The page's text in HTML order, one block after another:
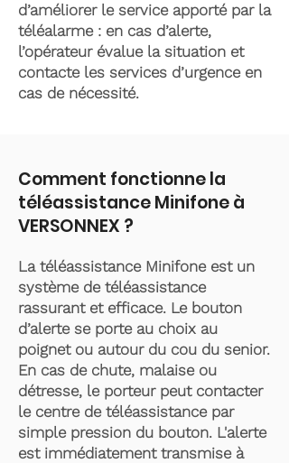
d’améliorer le service apporté par la
téléalarme : en cas d’alerte,
l’opérateur évalue la situation et
contacte les services d’urgence en
cas de nécessité.
Comment fonctionne la
téléassistance Minifone à
VERSONNEX ?
La téléassistance Minifone est un
système de téléassistance
rassurant et efficace. Le bouton
d’alerte se porte au choix au
poignet ou autour du cou du senior.
En cas de chute, malaise ou
détresse, le porteur peut contacter
le centre de téléassistance par
simple pression du bouton. L'alerte
est immédiatement transmise à